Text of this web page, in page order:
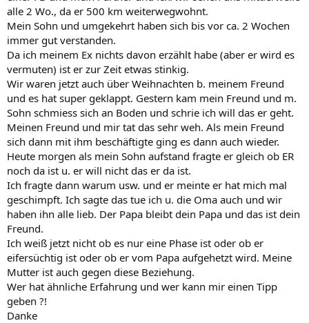
alle 2 Wo., da er 500 km weiterwegwohnt.
Mein Sohn und umgekehrt haben sich bis vor ca. 2 Wochen
immer gut verstanden.
Da ich meinem Ex nichts davon erzählt habe (aber er wird es
vermuten) ist er zur Zeit etwas stinkig.
Wir waren jetzt auch über Weihnachten b. meinem Freund
und es hat super geklappt. Gestern kam mein Freund und m.
Sohn schmiess sich an Boden und schrie ich will das er geht.
Meinen Freund und mir tat das sehr weh. Als mein Freund
sich dann mit ihm beschäftigte ging es dann auch wieder.
Heute morgen als mein Sohn aufstand fragte er gleich ob ER
noch da ist u. er will nicht das er da ist.
Ich fragte dann warum usw. und er meinte er hat mich mal
geschimpft. Ich sagte das tue ich u. die Oma auch und wir
haben ihn alle lieb. Der Papa bleibt dein Papa und das ist dein
Freund.
Ich weiß jetzt nicht ob es nur eine Phase ist oder ob er
eifersüchtig ist oder ob er vom Papa aufgehetzt wird. Meine
Mutter ist auch gegen diese Beziehung.
Wer hat ähnliche Erfahrung und wer kann mir einen Tipp
geben ?!
Danke